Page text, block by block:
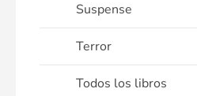
Suspense
Terror
Todos los libros